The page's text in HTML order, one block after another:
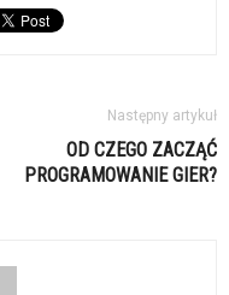
Następny artykuł
OD CZEGO ZACZĄĆ
PROGRAMOWANIE GIER?